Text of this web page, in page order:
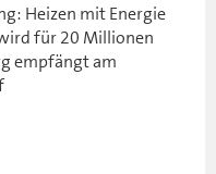
Heizen mit Energie
für 20 Millionen
empfängt am